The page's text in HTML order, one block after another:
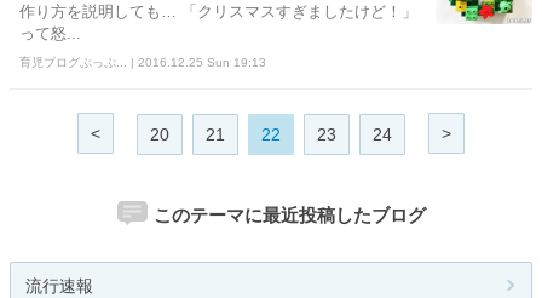
作り方を説明しても… 「クリスマスすぎましたけど！」
って怒...
育児ブログぷっぷ... | 2016.12.25 Sun 19:13
< 20 21 22 23 24 >
このテーマに最近投稿したブログ
流行速報